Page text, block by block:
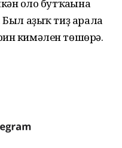
һоло бутҡаһына
Был аҙыҡ тиҙ арала
кимәлен төшөрә.